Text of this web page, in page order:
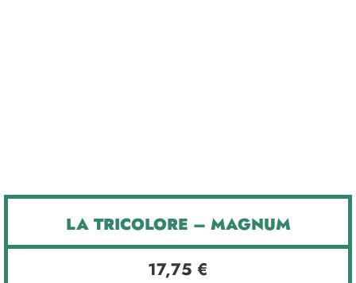
LA TRICOLORE – MAGNUM
17,75 €